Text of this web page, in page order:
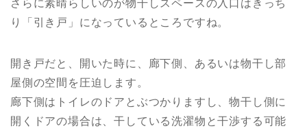
さらに素晴らしいのが物干しスペースの入口はきっち
り「引き戸」になっているところですね。
開き戸だと、開いた時に、廊下側、あるいは物干し部
屋側の空間を圧迫します。
廊下側はトイレのドアとぶつかりますし、物干し側に
開くドアの場合は、干している洗濯物と干渉する可能